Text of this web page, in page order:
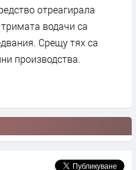
отреагирала
водачи са
Срещу тях са
производства.